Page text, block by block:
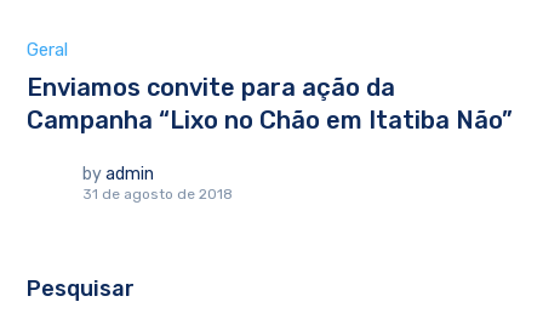
Geral
Enviamos convite para ação da
Campanha “Lixo no Chão em Itatiba Não”
by admin
31 de agosto de 2018
Pesquisar